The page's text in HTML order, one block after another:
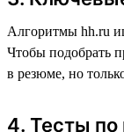
Алгоритмы hh.ru
Чтобы подобрать
в резюме, но
4. Тесты